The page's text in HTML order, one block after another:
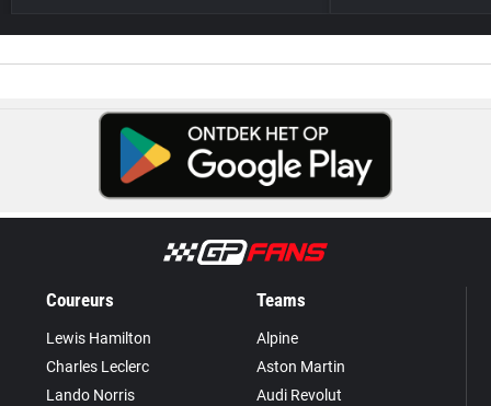
Coureurs
Lewis Hamilton
Charles Leclerc
Lando Norris
Teams
Alpine
Aston Martin
Audi Revolut